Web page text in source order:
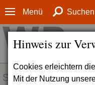
Hinweis zur
Cookies erleichtern
Mit der Nutzung
Menü Suchen
SERVICE